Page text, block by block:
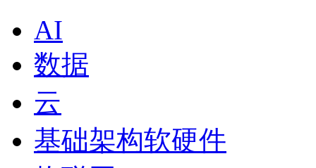
AI
数据
云
基础架构软硬件